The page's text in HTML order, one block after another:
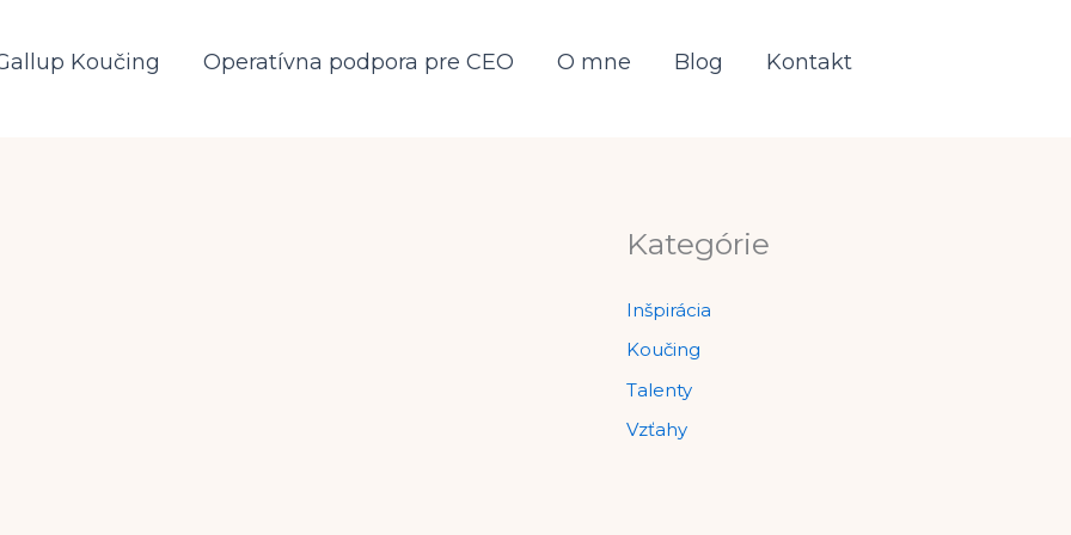
Koučing Operatívna podpora pre CEO O mne Blog Kontakt
Kategórie
Inšpirácia
Koučing
Talenty
Vzťahy